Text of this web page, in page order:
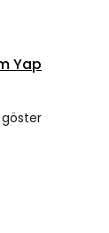
Yap
göster